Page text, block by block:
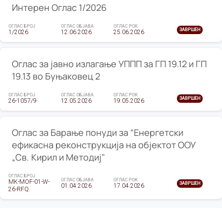
Интерен Оглас 1/2026
ОГЛАС БРОЈ
1/2026
ОГЛАС ОБЈАВА
12.06.2026
ОГЛАС РОК
25.06.2026 ЗАВРШЕН
Оглас за јавно излагање УППП за ГП 19.12 и ГП
19.13 во Буњаковец 2
ОГЛАС БРОЈ
26-1057/9
ОГЛАС ОБЈАВА
12.05.2026
ОГЛАС РОК
19.05.2026 ЗАВРШЕН
Оглас за Барање понуди за “Енергетски
ефикасна реконструкција на објектот ООУ
„Св. Кирил и Методиј"
ОГЛАС БРОЈ
MK-MOF-01-W-
26-RFQ.
ОГЛАС ОБЈАВА
01.04.2026
ОГЛАС РОК
17.04.2026 ЗАВРШЕН